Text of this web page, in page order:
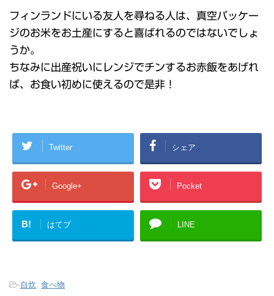
フィンランドにいる友人を尋ねる人は、真空パッケー
ジのお米をお土産にすると喜ばれるのではないでしょ
うか。
ちなみに出産祝いにレンジでチンするお赤飯をあげれ
ば、お食い初めに使えるので是非！
Twitter シェア
Google+ Pocket
B! はてブ LINE
-自炊 食べ物